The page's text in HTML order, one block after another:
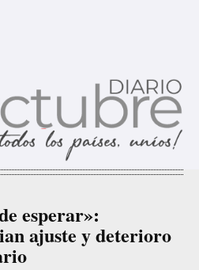
esperar»:
ajuste y deterioro